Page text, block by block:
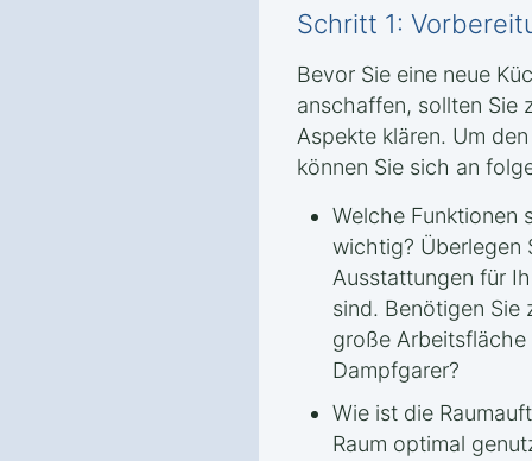
Schritt 1:
Bevor Sie eine neue
anschaffen, sollten Sie
Aspekte klären. Um
können Sie sich an
Welche Funktionen
wichtig? Überlegen
Ausstattungen für
sind. Benötigen Sie
große Arbeitsfläche
Dampfgarer?
Wie ist die
Raum optimal